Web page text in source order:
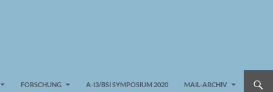
FORSCHUNG A-I3/BSI SYMPOSIUM 2020 MAIL-ARCHIV